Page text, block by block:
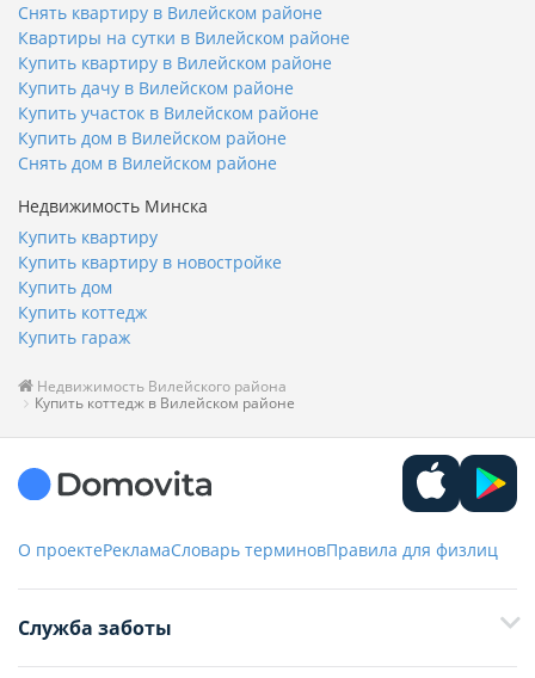
Снять квартиру в Вилейском районе
Квартиры на сутки в Вилейском районе
Купить квартиру в Вилейском районе
Купить дачу в Вилейском районе
Купить участок в Вилейском районе
Купить дом в Вилейском районе
Снять дом в Вилейском районе
Недвижимость Минска
Купить квартиру
Купить квартиру в новостройке
Купить дом
Купить коттедж
Купить гараж
Недвижимость Вилейского района
Купить коттедж в Вилейском районе
О проектеРекламаСловарь терминовПравила для физлиц
Служба заботы